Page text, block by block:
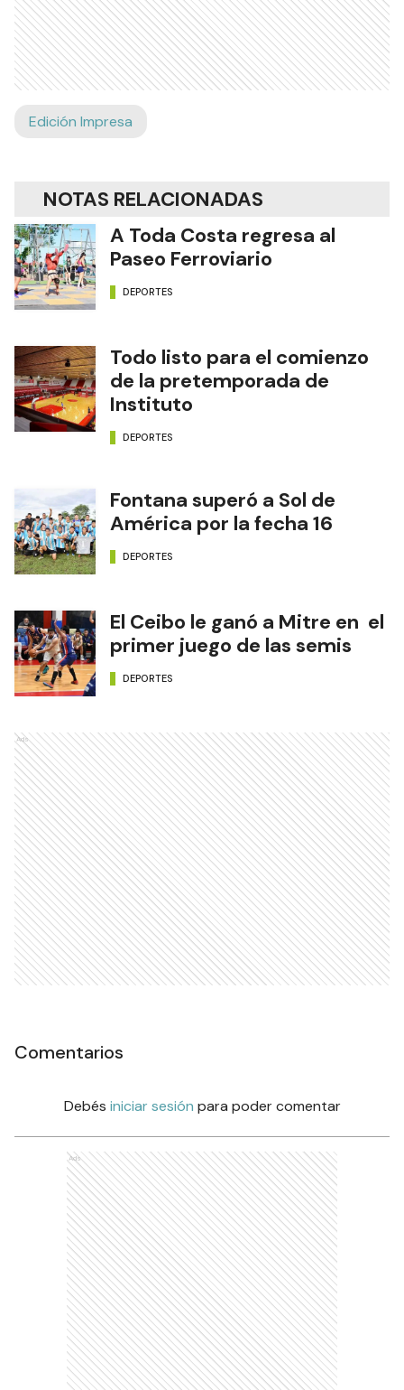
Edición Impresa
NOTAS RELACIONADAS
A Toda Costa regresa al
Paseo Ferroviario
DEPORTES
Todo listo para el comienzo
de la pretemporada de
Instituto
DEPORTES
Fontana superó a Sol de
América por la fecha 16
DEPORTES
El Ceibo le ganó a Mitre en el
primer juego de las semis
DEPORTES
Ads
Comentarios
Debés iniciar sesión para poder comentar
Ads